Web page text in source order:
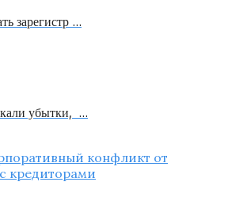
зарегистр …
убытки, …